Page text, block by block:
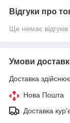
Відгуки про
Ще немає
Умови
Доставка
Нова Пошта
Доставка